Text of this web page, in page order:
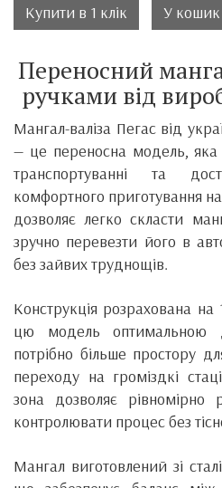
Купити в 1 клік У кошик
Переносний
ручками від
Мангал-валіза Пегас від
— це переносна модель, яка
транспортуванні та
комфортного приготування
дозволяє легко скласти
зручно перевезти його в
без зайвих труднощів.
Конструкція розрахована
цю модель оптимальною
потрібно більше простору
переходу на громіздкі
зона дозволяє рівномірно
контролювати процес без
Мангал виготовлений зі